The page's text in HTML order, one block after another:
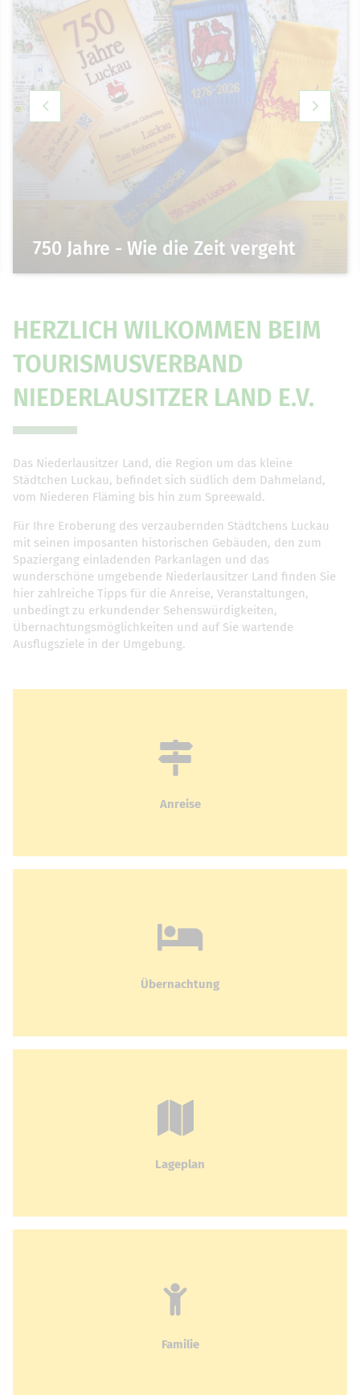
750 Jahre - Wie die Zeit vergeht
HERZLICH WILKOMMEN BEIM
TOURISMUSVERBAND
NIEDERLAUSITZER LAND E.V.
Das Niederlausitzer Land, die Region um das kleine
Städtchen Luckau, befindet sich südlich dem Dahmeland,
vom Niederen Fläming bis hin zum Spreewald.
Für Ihre Eroberung des verzaubernden Städtchens Luckau
mit seinen imposanten historischen Gebäuden, den zum
Spaziergang einladenden Parkanlagen und das
wunderschöne umgebende Niederlausitzer Land finden Sie
hier zahlreiche Tipps für die Anreise, Veranstaltungen,
unbedingt zu erkundender Sehenswürdigkeiten,
Übernachtungsmöglichkeiten und auf Sie wartende
Ausflugsziele in der Umgebung.
Anreise
Übernachtung
Lageplan
Familie